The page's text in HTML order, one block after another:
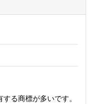
る商標が多いです。